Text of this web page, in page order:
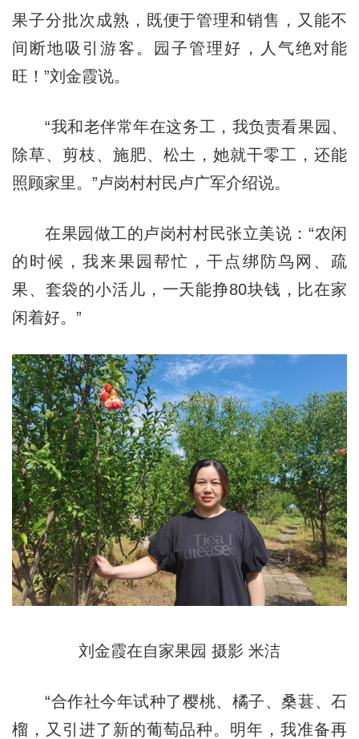
果子分批次成熟，既便于管理和销售，又能不
间断地吸引游客。园子管理好，人气绝对能
旺！”刘金霞说。
“我和老伴常年在这务工，我负责看果园、
除草、剪枝、施肥、松土，她就干零工，还能
照顾家里。”卢岗村村民卢广军介绍说。
在果园做工的卢岗村村民张立美说：“农闲
的时候，我来果园帮忙，干点绑防鸟网、疏
果、套袋的小活儿，一天能挣80块钱，比在家
闲着好。”
刘金霞在自家果园 摄影 米洁
“合作社今年试种了樱桃、橘子、桑葚、石
榴，又引进了新的葡萄品种。明年，我准备再